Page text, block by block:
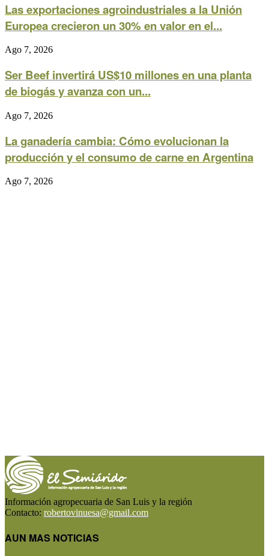
Las exportaciones agroindustriales a la Unión
Europea crecieron un 30% en valor en el...
Ago 7, 2026
Ser Beef invertirá US$10 millones en una planta
de biogás y avanza con un...
Ago 7, 2026
La ganadería cambia: Cómo evolucionan la
producción y el consumo de carne en Argentina
Ago 7, 2026
Información agropecuaria de San Luis y la región
Contacto: robertovinuesa@gmail.com
AUN MAS NOTICIAS